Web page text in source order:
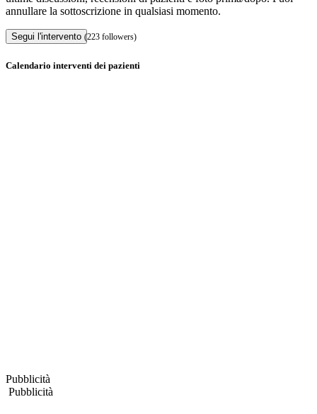
annullare la sottoscrizione in qualsiasi momento.
Segui l'intervento (223 followers)
Calendario interventi dei pazienti
Pubblicità
Pubblicità